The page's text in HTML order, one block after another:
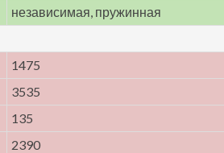
независимая, пружинная
1475
3535
135
2390